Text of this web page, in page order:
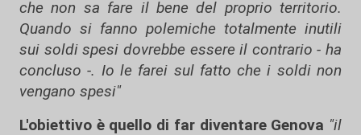
che non sa fare il bene del proprio territorio.
Quando si fanno polemiche totalmente inutili
sui soldi spesi dovrebbe essere il contrario - ha
concluso -. Io le farei sul fatto che i soldi non
vengano spesi"
L'obiettivo è quello di far diventare Genova "il